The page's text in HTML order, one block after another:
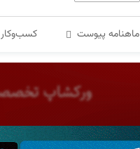
ماهنامه پیوست کسب‌و‌کار